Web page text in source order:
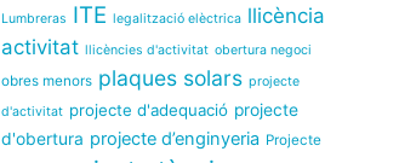
Lumbreras ITE legalització elèctrica llicència
activitat llicències d'activitat obertura negoci
obres menors plaques solars projecte
d'activitat projecte d'adequació projecte
d'obertura projecte d’enginyeria Projecte